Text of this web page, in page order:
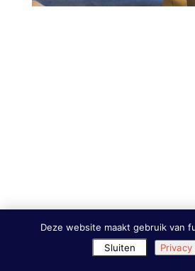
Deze website maakt gebruik van
Sluiten
Privacy